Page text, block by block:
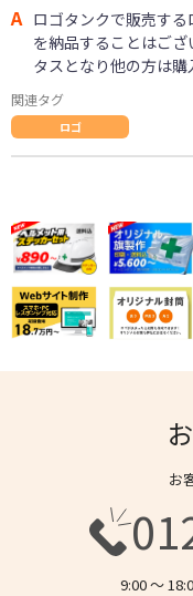
A ロゴタンクで販売す
を納品することはご
タスとなり他の方は
関連タグ
ロゴ
お
9:00 〜